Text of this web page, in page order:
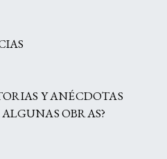
Y ANÉCDOTAS
OBRAS?